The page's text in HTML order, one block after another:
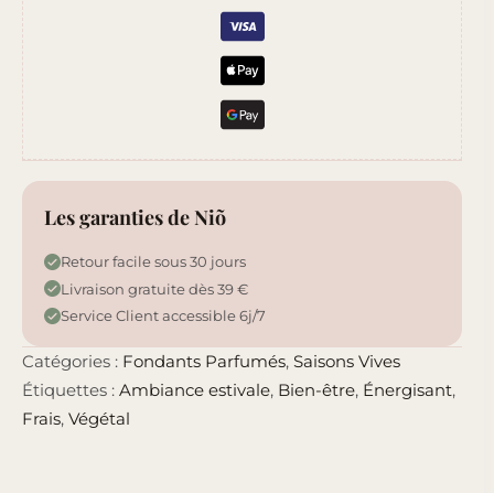
Les garanties de Niõ
Retour facile sous 30 jours
Livraison gratuite dès 39 €
Service Client accessible 6j/7
Catégories : Fondants Parfumés, Saisons Vives
Étiquettes : Ambiance estivale, Bien-être, Énergisant,
Frais, Végétal